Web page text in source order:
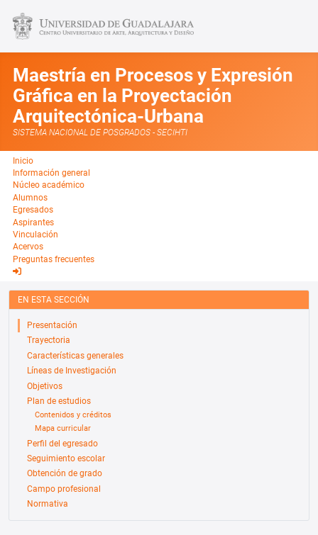
Maestría en Procesos y Expresión
Gráfica en la Proyectación
Arquitectónica-Urbana
SISTEMA NACIONAL DE POSGRADOS - SECIHTI
Inicio
Información general
Núcleo académico
Alumnos
Egresados
Aspirantes
Vinculación
Acervos
Preguntas frecuentes
EN ESTA SECCIÓN
Presentación
Trayectoria
Características generales
Líneas de Investigación
Objetivos
Plan de estudios
Contenidos y créditos
Mapa curricular
Perfil del egresado
Seguimiento escolar
Obtención de grado
Campo profesional
Normativa